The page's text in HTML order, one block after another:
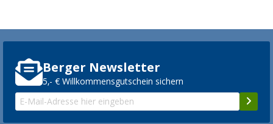
Berger Newsletter
5,- € Willkommensgutschein sichern